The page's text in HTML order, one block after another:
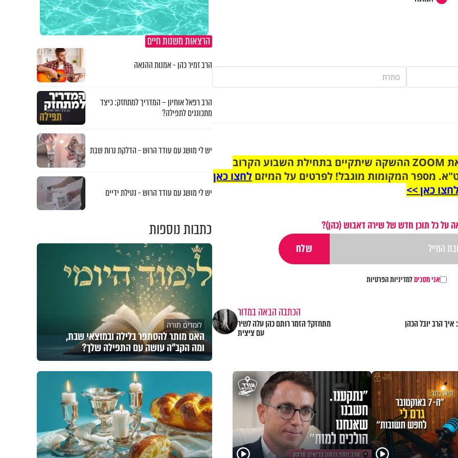
הצטרפו לקבוצת הוואטסאפ לקראת ZOOM ההשקה שיתקיים בתחילת השבוע הקרוב
מספר המקומות מוגבל! לפרטים על המיזם לחצו כאן
כאן >>
על כל תוכן חדש של שירה דאבוש (כהן)?
אני מסכיםלמדיניות הפרטיות
הרב יובל הכהן
הכתבה הבאה במדור
מתחזק? הזמר רותם כהן עלה לשיר
עם ציצית
הרצאות משנות חיים
הרב זמיר כהן - אמנות ההנאה
הרב רפאל אוחיון – המדריך למתחזק: כיצד
מתכוננים לתפילה?
יש לי מושג עם עודד הרוש - הדלקת נרות שבת
יש לי מושג עם עודד הרוש - נטילת ידיים
כתבות נוספות
לומדים תורה
האם מותר להסתפר בלילה ובמוצאי שבת,
ומה הקב"ה עושה עם התפילה שלך?